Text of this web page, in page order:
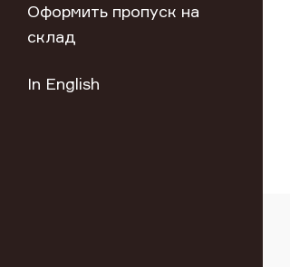
Оформить пропуск на
склад
In English